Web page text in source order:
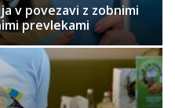
v povezavi z zobnimi
prevlekami